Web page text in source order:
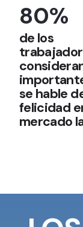
80%
de los
se hable
felicidad
mercado